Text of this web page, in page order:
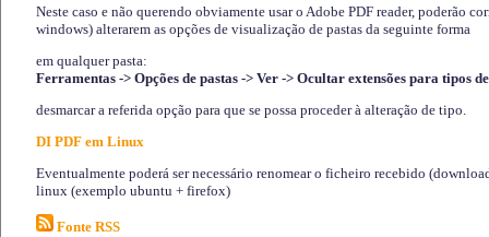
Neste caso e não querendo obviamente usar o Adobe PDF reader, poderão
windows) alterarem as opções de visualização de pastas da seguinte forma
em qualquer pasta:
Ferramentas -> Opções de pastas -> Ver -> Ocultar extensões para tipos
desmarcar a referida opção para que se possa proceder à alteração de tipo.
DI PDF em Linux
Eventualmente poderá ser necessário renomear o ficheiro recebido
linux (exemplo ubuntu + firefox)
Fonte RSS